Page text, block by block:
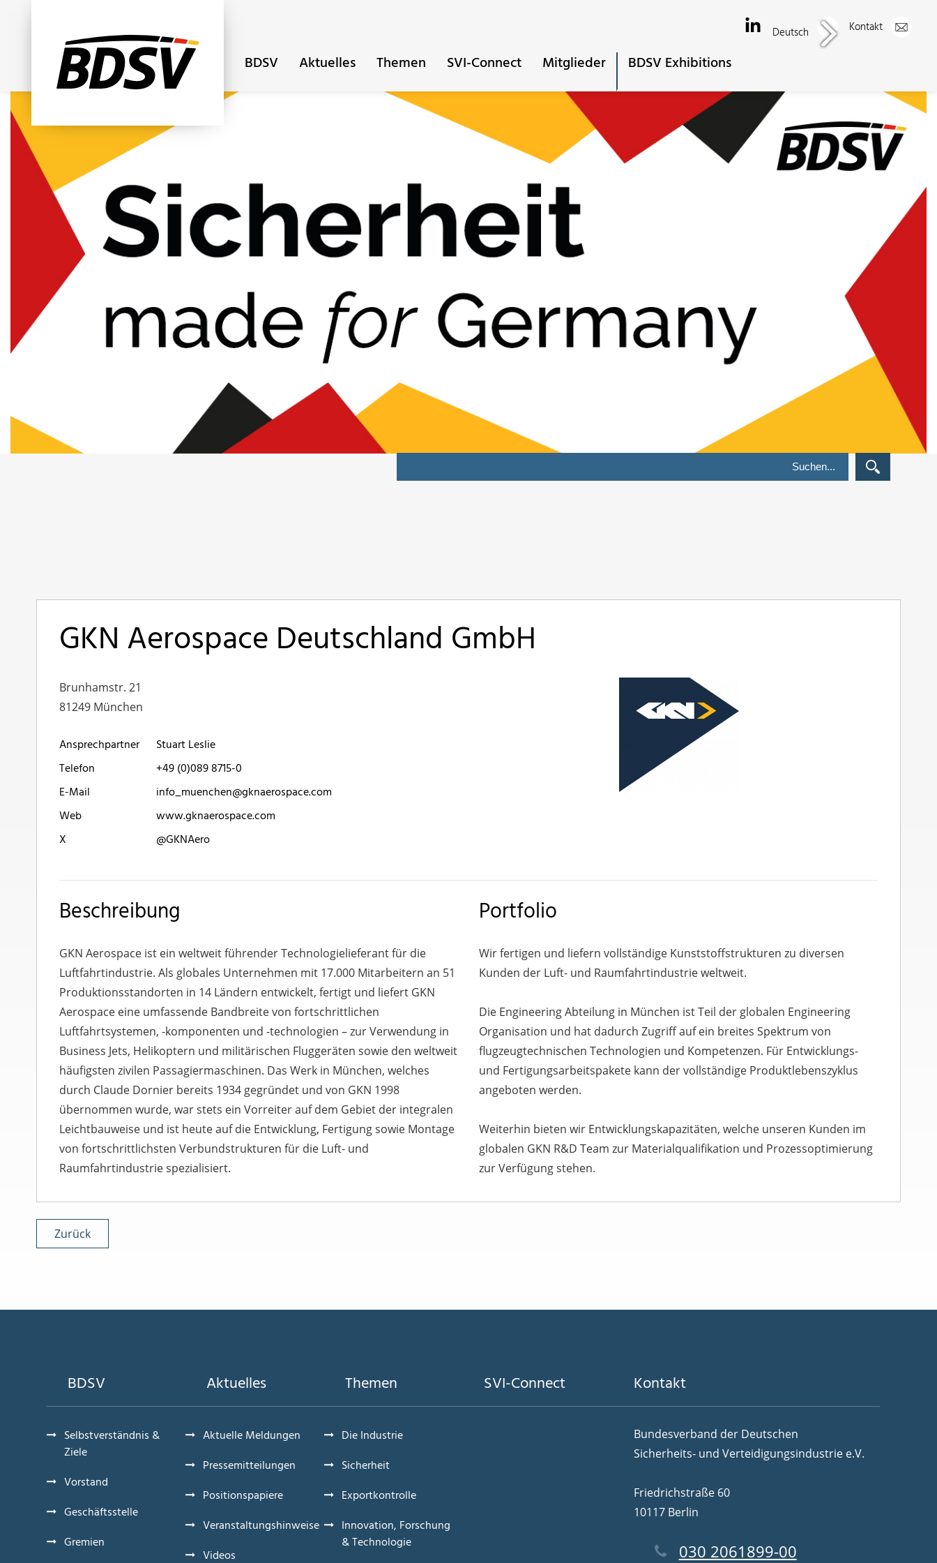
BDSV Aktuelles Themen SVI-Connect Mitglieder BDSV Exhibitions
Deutsch Kontakt
GKN Aerospace Deutschland GmbH
Brunhamstr. 21
81249 München
Ansprechpartner
Stuart Leslie
Telefon
+49 (0)089 8715-0
E-Mail
info_muenchen@gknaerospace.com
Web
www.gknaerospace.com
X
@GKNAero
Beschreibung
GKN Aerospace ist ein weltweit führender Technologielieferant für die
Luftfahrtindustrie. Als globales Unternehmen mit 17.000 Mitarbeitern an 51
Produktionsstandorten in 14 Ländern entwickelt, fertigt und liefert GKN
Aerospace eine umfassende Bandbreite von fortschrittlichen
Luftfahrtsystemen, -komponenten und -technologien – zur Verwendung in
Business Jets, Helikoptern und militärischen Fluggeräten sowie den weltweit
häufigsten zivilen Passagiermaschinen. Das Werk in München, welches
durch Claude Dornier bereits 1934 gegründet und von GKN 1998
übernommen wurde, war stets ein Vorreiter auf dem Gebiet der integralen
Leichtbauweise und ist heute auf die Entwicklung, Fertigung sowie Montage
von fortschrittlichsten Verbundstrukturen für die Luft- und
Raumfahrtindustrie spezialisiert.
Portfolio
Wir fertigen und liefern vollständige Kunststoffstrukturen zu diversen
Kunden der Luft- und Raumfahrtindustrie weltweit.
Die Engineering Abteilung in München ist Teil der globalen Engineering
Organisation und hat dadurch Zugriff auf ein breites Spektrum von
flugzeugtechnischen Technologien und Kompetenzen. Für Entwicklungs-
und Fertigungsarbeitspakete kann der vollständige Produktlebenszyklus
angeboten werden.
Weiterhin bieten wir Entwicklungskapazitäten, welche unseren Kunden im
globalen GKN R&D Team zur Materialqualifikation und Prozessoptimierung
zur Verfügung stehen.
Zurück
BDSV
Selbstverständnis &
Ziele
Vorstand
Geschäftsstelle
Gremien
Aktuelles
Aktuelle Meldungen
Pressemitteilungen
Positionspapiere
Veranstaltungshinweise
Videos
Themen
Die Industrie
Sicherheit
Exportkontrolle
Innovation, Forschung
& Technologie
SVI-Connect Kontakt
Bundesverband der Deutschen
Sicherheits- und Verteidigungsindustrie e.V.
Friedrichstraße 60
10117 Berlin
030 2061899-00